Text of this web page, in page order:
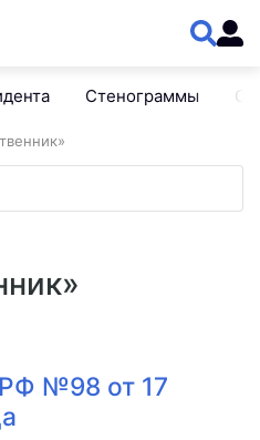
Стенограммы
№98 от 17